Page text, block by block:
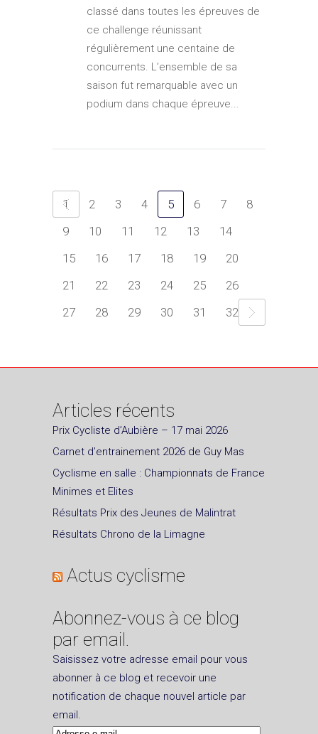
classé dans toutes les épreuves de
ce challenge réunissant
régulièrement une centaine de
concurrents. L’ensemble de sa
saison fut remarquable avec un
podium dans chaque épreuve...
1 2 3 4 5 6 7
8
9
10 11 12 13
14
15
16 17 18 19
20
21
22 23 24 25
26
27
28 29 30 31 32
Articles récents
Prix Cycliste d’Aubière – 17 mai 2026
Carnet d’entrainement 2026 de Guy Mas
Cyclisme en salle : Championnats de France
Minimes et Elites
Résultats Prix des Jeunes de Malintrat
Résultats Chrono de la Limagne
Actus cyclisme
Abonnez-vous à ce blog
par email.
Saisissez votre adresse email pour vous
abonner à ce blog et recevoir une
notification de chaque nouvel article par
email.